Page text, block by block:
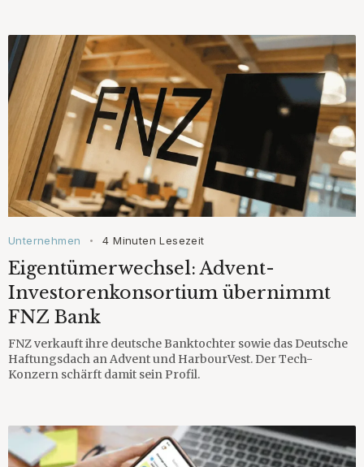
Unternehmen • 4 Minuten Lesezeit
Eigentümerwechsel: Advent-
Investorenkonsortium übernimmt
FNZ Bank
FNZ verkauft ihre deutsche Banktochter sowie das Deutsche
Haftungsdach an Advent und HarbourVest. Der Tech-
Konzern schärft damit sein Profil.